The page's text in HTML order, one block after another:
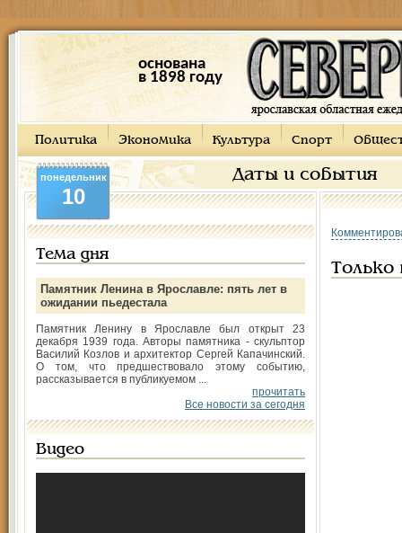
основана
в 1898 году
Политика Экономика Культура Спорт
Даты и события
понедельник
10
Тема дня
Памятник Ленина в Ярославле: пять лет в
ожидании пьедестала
Памятник Ленину в Ярославле был открыт 23
декабря 1939 года. Авторы памятника - скульптор
Василий Козлов и архитектор Сергей Капачинский.
О том, что предшествовало этому событию,
рассказывается в публикуемом ...
прочитать
Все новости за сегодня
Видео
Только